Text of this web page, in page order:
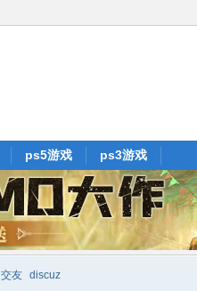
ps5游戏 ps3游戏
交友 discuz